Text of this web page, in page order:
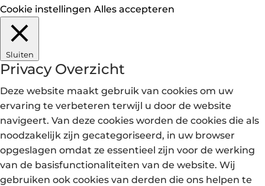
Cookie instellingen Alles accepteren
Sluiten
Privacy Overzicht
Deze website maakt gebruik van cookies om uw
ervaring te verbeteren terwijl u door de website
navigeert. Van deze cookies worden de cookies die als
noodzakelijk zijn gecategoriseerd, in uw browser
opgeslagen omdat ze essentieel zijn voor de werking
van de basisfunctionaliteiten van de website. Wij
gebruiken ook cookies van derden die ons helpen te